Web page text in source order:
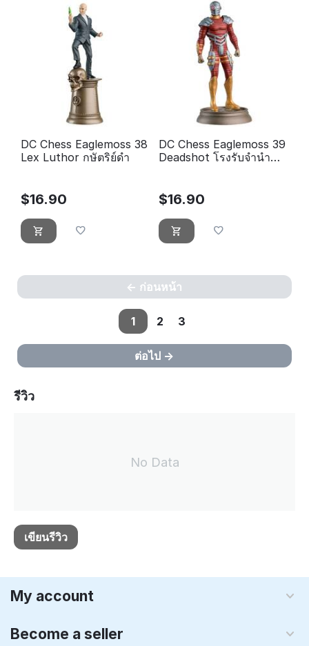
DC Chess Eaglemoss 38
Lex Luthor กษัตริย์ดำ
$16.90
DC Chess Eaglemoss 39
Deadshot โรงรับจำนำสี
$16.90
ก่อนหน้า
1 2 3
ต่อไป
รีวิว
No Data
เขียนรีวิว
My account
Become a seller